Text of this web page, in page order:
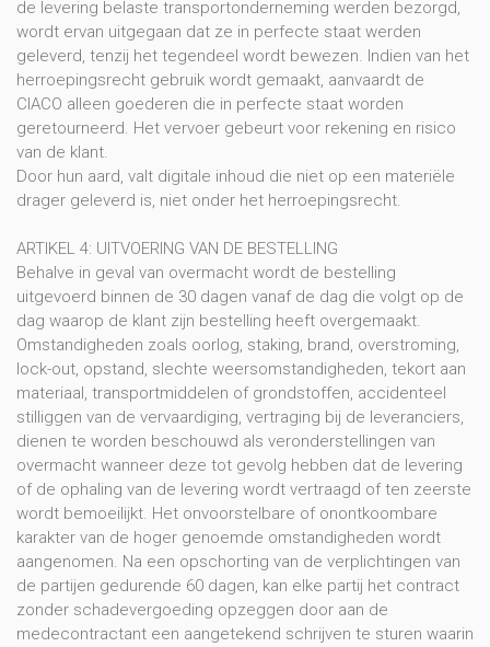
de levering belaste transportonderneming werden bezorgd,
wordt ervan uitgegaan dat ze in perfecte staat werden
geleverd, tenzij het tegendeel wordt bewezen. Indien van het
herroepingsrecht gebruik wordt gemaakt, aanvaardt de
CIACO alleen goederen die in perfecte staat worden
geretourneerd. Het vervoer gebeurt voor rekening en risico
van de klant.
Door hun aard, valt digitale inhoud die niet op een materiële
drager geleverd is, niet onder het herroepingsrecht.
ARTIKEL 4: UITVOERING VAN DE BESTELLING
Behalve in geval van overmacht wordt de bestelling
uitgevoerd binnen de 30 dagen vanaf de dag die volgt op de
dag waarop de klant zijn bestelling heeft overgemaakt.
Omstandigheden zoals oorlog, staking, brand, overstroming,
lock-out, opstand, slechte weersomstandigheden, tekort aan
materiaal, transportmiddelen of grondstoffen, accidenteel
stilliggen van de vervaardiging, vertraging bij de leveranciers,
dienen te worden beschouwd als veronderstellingen van
overmacht wanneer deze tot gevolg hebben dat de levering
of de ophaling van de levering wordt vertraagd of ten zeerste
wordt bemoeilijkt. Het onvoorstelbare of onontkoombare
karakter van de hoger genoemde omstandigheden wordt
aangenomen. Na een opschorting van de verplichtingen van
de partijen gedurende 60 dagen, kan elke partij het contract
zonder schadevergoeding opzeggen door aan de
medecontractant een aangetekend schrijven te sturen waarin